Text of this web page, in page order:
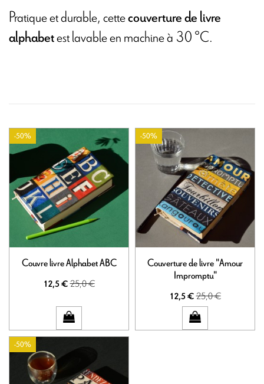
Pratique et durable, cettecouverture de livre
alphabetest lavable en machine à 30 °C.
-50%
Couvre livre Alphabet ABC
12,5 €25,0 €
-50%
Couverture de livre "Amour
Impromptu"
12,5 €25,0 €
-50%